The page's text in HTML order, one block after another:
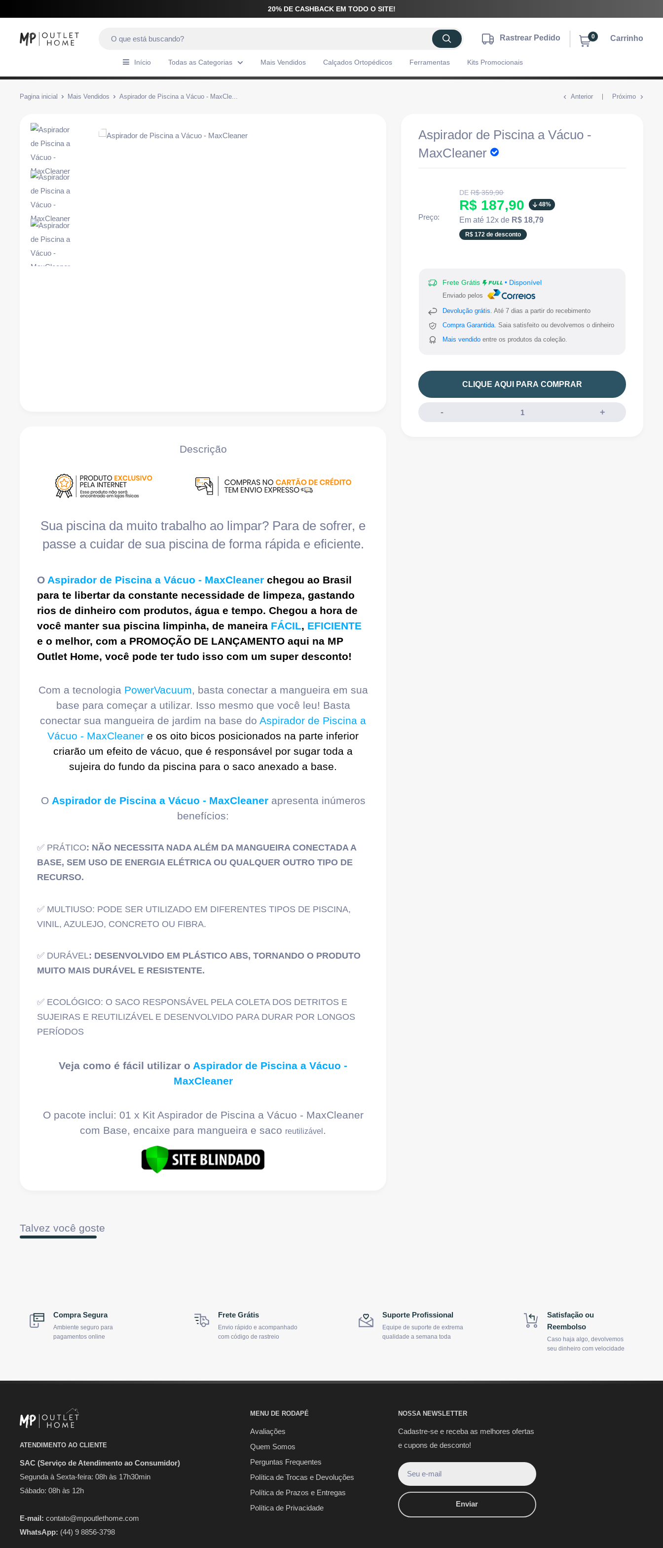
20% DE CASHBACK EM TODO O SITE!
Rastrear Pedido 0 Carrinho
Início Todas as Categorias Mais Vendidos Calçados Ortopédicos Ferramentas Kits Promocionais
Pagina inicial Mais Vendidos Aspirador de Piscina a Vácuo - MaxCle... Anterior Próximo
Aspirador de Piscina a Vácuo -
MaxCleaner
Preço:
DETranslation
missing:
pt-
BR.product.general.regular_price
R$ 359,90
Translation
missing:
pt-
R$ 187,90 48%
Em até 12x de R$ 18,79
R$ 172 de desconto
Frete Grátis • Disponível
Enviado pelos
Devolução grátis. Até 7 dias a partir do recebimento
Compra Garantida. Saia satisfeito ou devolvemos o dinheiro
Mais vendido entre os produtos da coleção.
CLIQUE AQUI PARA COMPRAR
Descrição
Sua piscina da muito trabalho ao limpar? Para de sofrer, e
passe a cuidar de sua piscina de forma rápida e eficiente.
O Aspirador de Piscina a Vácuo - MaxCleaner chegou ao Brasil
para te libertar da constante necessidade de limpeza, gastando
rios de dinheiro com produtos, água e tempo. Chegou a hora de
você manter sua piscina limpinha, de maneira FÁCIL, EFICIENTE
e o melhor, com a PROMOÇÃO DE LANÇAMENTO aqui na MP
Outlet Home, você pode ter tudo isso com um super desconto!
Com a tecnologia PowerVacuum, basta conectar a mangueira em sua
base para começar a utilizar. Isso mesmo que você leu! Basta
conectar sua mangueira de jardim na base doAspirador de Piscina a
Vácuo - MaxCleanere os oito bicos posicionados na parte inferior
criarão um efeito de vácuo, que é responsável por sugar toda a
sujeira do fundo da piscina para o saco anexado a base.
O Aspirador de Piscina a Vácuo - MaxCleanerapresenta inúmeros
benefícios:
✅ PRÁTICO: NÃO NECESSITA NADA ALÉM DA MANGUEIRA CONECTADA A
BASE, SEM USO DE ENERGIA ELÉTRICA OU QUALQUER OUTRO TIPO DE
RECURSO.
✅ MULTIUSO: PODE SER UTILIZADO EM DIFERENTES TIPOS DE PISCINA,
VINIL, AZULEJO, CONCRETO OU FIBRA.
✅ DURÁVEL: DESENVOLVIDO EM PLÁSTICO ABS, TORNANDO O PRODUTO
MUITO MAIS DURÁVEL E RESISTENTE.
✅ ECOLÓGICO: O SACO RESPONSÁVEL PELA COLETA DOS DETRITOS E
SUJEIRAS E REUTILIZÁVEL E DESENVOLVIDO PARA DURAR POR LONGOS
PERÍODOS
Veja como é fácil utilizar o Aspirador de Piscina a Vácuo -
MaxCleaner
O pacote inclui: 01 x Kit Aspirador de Piscina a Vácuo - MaxCleaner
com Base, encaixe para mangueira e saco reutilizável
Talvez você goste
Compra Segura
Ambiente seguro para
pagamentos online
Frete Grátis
Envio rápido e acompanhado
com código de rastreio
Suporte Profissional
Equipe de suporte de extrema
qualidade a semana toda
Satisfação ou
Reembolso
Caso haja algo, devolvemos
seu dinheiro com velocidade
ATENDIMENTO AO CLIENTE
SAC (Serviço de Atendimento ao Consumidor)
Segunda à Sexta-feira: 08h às 17h30min
Sábado: 08h às 12h
E-mail: contato@mpoutlethome.com
WhatsApp: (44) 9 8856-3798
MENU DE RODAPÉ
Avaliações
Quem Somos
Perguntas Frequentes
Política de Trocas e Devoluções
Política de Prazos e Entregas
Política de Privacidade
NOSSA NEWSLETTER
Cadastre-se e receba as melhores ofertas
e cupons de desconto!
Seu e-mail
Enviar